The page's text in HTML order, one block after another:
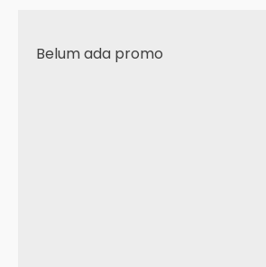
Belum ada promo